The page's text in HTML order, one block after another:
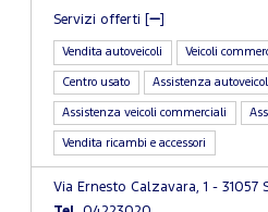
Servizi offerti [
Vendita autoveicoli Veicoli
Centro usato Assistenza
Assistenza veicoli commerciali
Vendita ricambi e accessori
Via Ernesto Calzavara, 1 - 31057